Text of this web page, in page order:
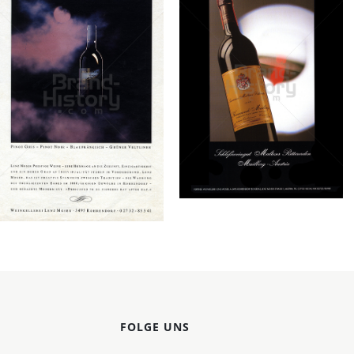
LENZ MOSER
Weinkellerei Lenz
Moser AG, 3495
Rohrendorf bei Krems
Bild-ID: 72901
LENZ MOSER
Weinkellerei Lenz
Moser AG, 3495
Rohrendorf bei Krems
1994
FOLGE UNS